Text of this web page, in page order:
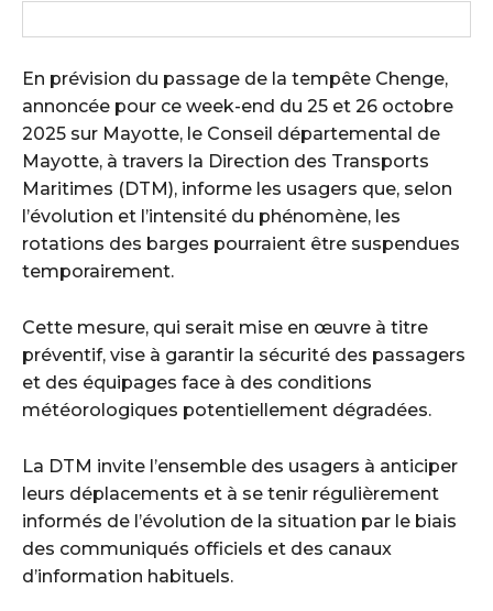
En prévision du passage de la tempête Chenge,
annoncée pour ce week-end du 25 et 26 octobre
2025 sur Mayotte, le Conseil départemental de
Mayotte, à travers la Direction des Transports
Maritimes (DTM), informe les usagers que, selon
l’évolution et l’intensité du phénomène, les
rotations des barges pourraient être suspendues
temporairement.
Cette mesure, qui serait mise en œuvre à titre
préventif, vise à garantir la sécurité des passagers
et des équipages face à des conditions
météorologiques potentiellement dégradées.
La DTM invite l’ensemble des usagers à anticiper
leurs déplacements et à se tenir régulièrement
informés de l’évolution de la situation par le biais
des communiqués officiels et des canaux
d’information habituels.